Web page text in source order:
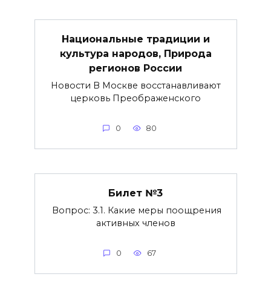
Национальные традиции и
культура народов, Природа
регионов России
Новости В Москве восстанавливают
церковь Преображенского
0 80
Билет №3
Вопрос: 3.1. Какие меры поощрения
активных членов
0 67